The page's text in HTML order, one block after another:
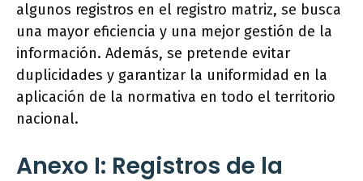
algunos registros en el registro matriz, se busca
una mayor eficiencia y una mejor gestión de la
información. Además, se pretende evitar
duplicidades y garantizar la uniformidad en la
aplicación de la normativa en todo el territorio
nacional.
Anexo I: Registros de la